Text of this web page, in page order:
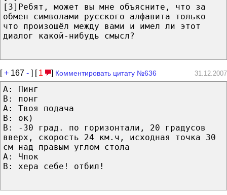
[3]Ребят, может вы мне объясните, что за
обмен символами русского алфавита только
что произошёл между вами и имел ли этот
диалог какой-нибудь смысл?
[+ 167 - ] [ 1 ] Комментировать цитату №636 31.12.2007
A: Пинг
B: понг
A: Твоя подача
B: ок)
B: -30 град. по горизонтали, 20 градусов
вверх, скорость 24 км.ч, исходная точка 30
см над правым углом стола
A: Чпок
B: хера себе! отбил!